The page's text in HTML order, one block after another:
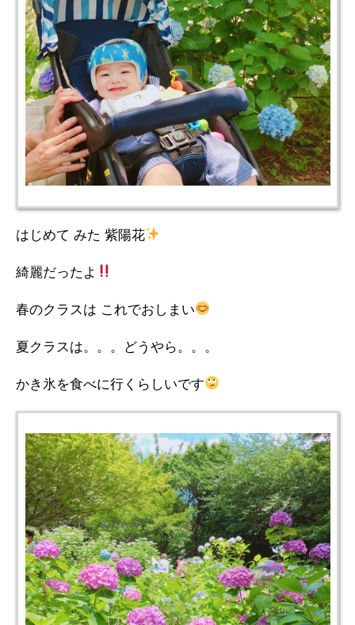
はじめて みた 紫陽花
綺麗だったよ
春のクラスは これでおしまい
夏クラスは。。。どうやら。。。
かき氷を食べに行くらしいです